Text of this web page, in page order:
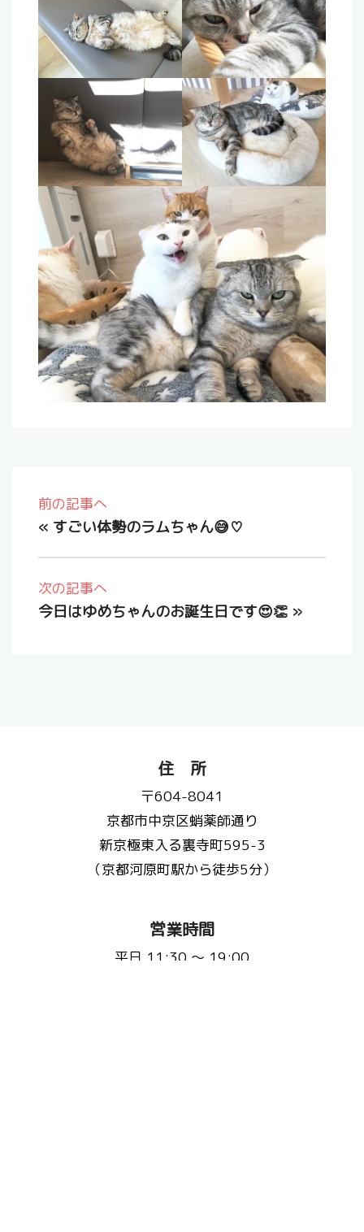
前の記事へ
« すごい体勢のラムちゃん😅♡
次の記事へ
今日はゆめちゃんのお誕生日です😍👏 »
住 所
〒604-8041
京都市中京区蛸薬師通り
新京極東入る裏寺町595-3
（京都河原町駅から徒歩5分）
営業時間
平日 11:30 〜 19:00